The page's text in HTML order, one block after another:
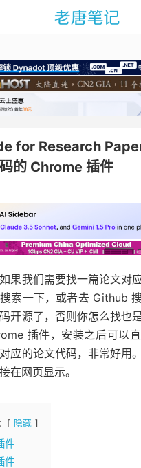
for Research
的 Chrome 插件
果我们需要找一篇论文对
索一下，或者去 Github
开源了，否则你怎么找也
插件，安装之后可以
应的论文代码，非常好用
在网页显示。
隐藏
件
件